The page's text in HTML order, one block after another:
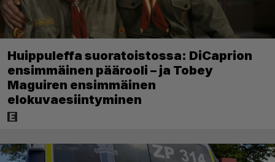
Huippuleffa suoratoistossa: DiCaprion
ensimmäinen päärooli – ja Tobey
Maguiren ensimmäinen
elokuvaesiintyminen